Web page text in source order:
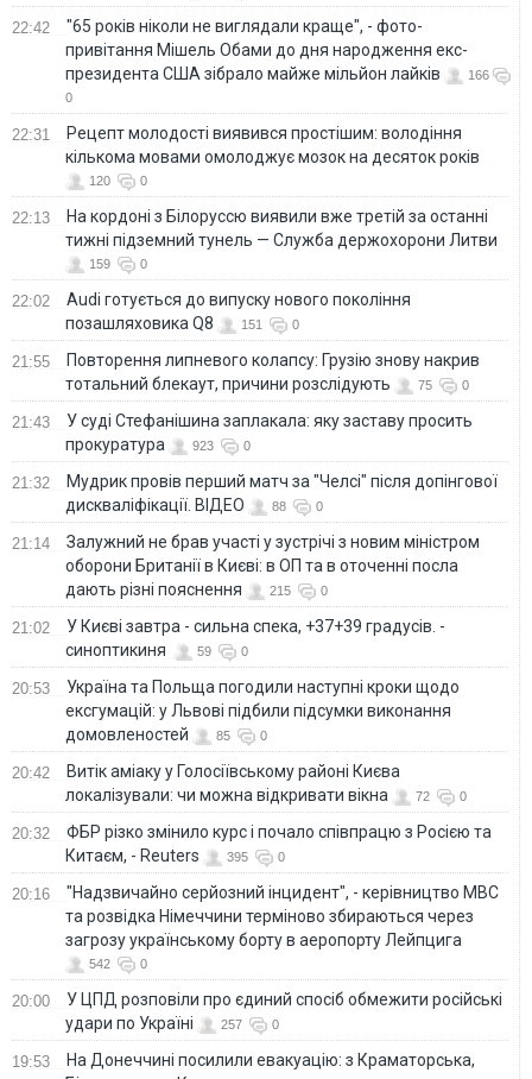
22:42
"65 років ніколи не виглядали краще", - фото-
привітання Мішель Обами до дня народження екс-
президента США зібрало майже мільйон лайків
166
0
22:31
Рецепт молодості виявився простішим: володіння
кількома мовами омолоджує мозок на десяток років
120 0
22:13
На кордоні з Білоруссю виявили вже третій за останні
тижні підземний тунель — Служба держохорони Литви
159 0
22:02
Audi готується до випуску нового покоління
позашляховика Q8
151 0
21:55
Повторення липневого колапсу: Грузію знову накрив
тотальний блекаут, причини розслідують
75 0
21:43
У суді Стефанішина заплакала: яку заставу просить
прокуратура
923 0
21:32
Мудрик провів перший матч за "Челсі" після допінгової
дискваліфікації. ВІДЕО
88 0
21:14
Залужний не брав участі у зустрічі з новим міністром
оборони Британії в Києві: в ОП та в оточенні посла
дають різні пояснення
215 0
21:02
У Києві завтра - сильна спека, +37+39 градусів. -
синоптикиня
59 0
20:53
Україна та Польща погодили наступні кроки щодо
ексгумацій: у Львові підбили підсумки виконання
домовленостей
85 0
20:42
Витік аміаку у Голосіївському районі Києва
локалізували: чи можна відкривати вікна
72 0
20:32
ФБР різко змінило курс і почало співпрацю з Росією та
Китаєм, - Reuters
395 0
20:16
"Надзвичайно серйозний інцидент", - керівництво МВС
та розвідка Німеччини терміново збираються через
загрозу українському борту в аеропорту Лейпцига
542 0
20:00
У ЦПД розповіли про єдиний спосіб обмежити російські
удари по Україні
257 0
19:53
На Донеччині посилили евакуацію: з Краматорська,